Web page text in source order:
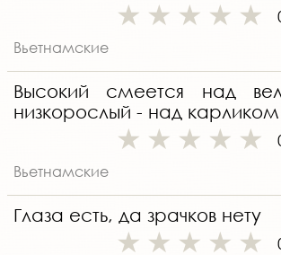
Вьетнамские
Высокий смеется над
низкорослый - над карликом
Вьетнамские
Глаза есть, да зрачков нету